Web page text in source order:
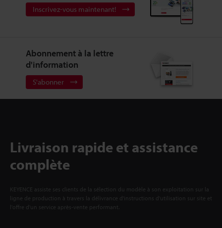
Inscrivez-vous maintenant!
Abonnement à la lettre
d'information
S'abonner
Livraison rapide et assistance
complète
KEYENCE assiste ses clients de la sélection du modèle à son exploitation sur la
ligne de production à travers la délivrance d'instructions d'utilisation sur site et
l'offre d'un service après-vente performant.